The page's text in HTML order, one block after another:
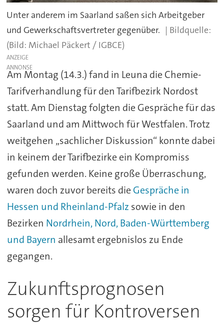
Unter anderem im Saarland saßen sich Arbeitgeber
und Gewerkschaftsvertreter gegenüber.
(Bild: Michael Päckert / IGBCE)
ANZEIGE
Am Montag (14.3.) fand in Leuna die Chemie-
Tarifverhandlung für den Tarifbezirk Nordost
statt. Am Dienstag folgten die Gespräche für das
Saarland und am Mittwoch für Westfalen. Trotz
weitgehen „sachlicher Diskussion“ konnte dabei
in keinem der Tarifbezirke ein Kompromiss
gefunden werden. Keine große Überraschung,
waren doch zuvor bereits die Gespräche in
Hessen und Rheinland-Pfalz sowie in den
Bezirken Nordrhein, Nord, Baden-Württemberg
und Bayern allesamt ergebnislos zu Ende
gegangen.
Zukunftsprognosen
sorgen für Kontroversen